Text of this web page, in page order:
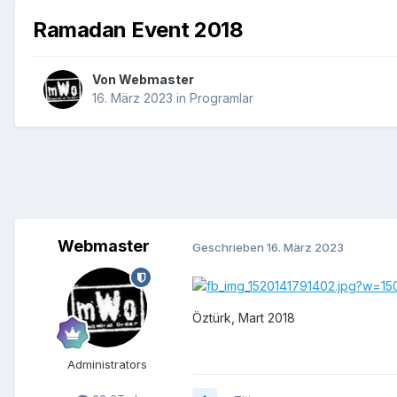
Ramadan Event 2018
Von Webmaster
16. März 2023 in Programlar
Webmaster
Administrators
Geschrieben 16. März 2023
Öztürk, Mart 2018